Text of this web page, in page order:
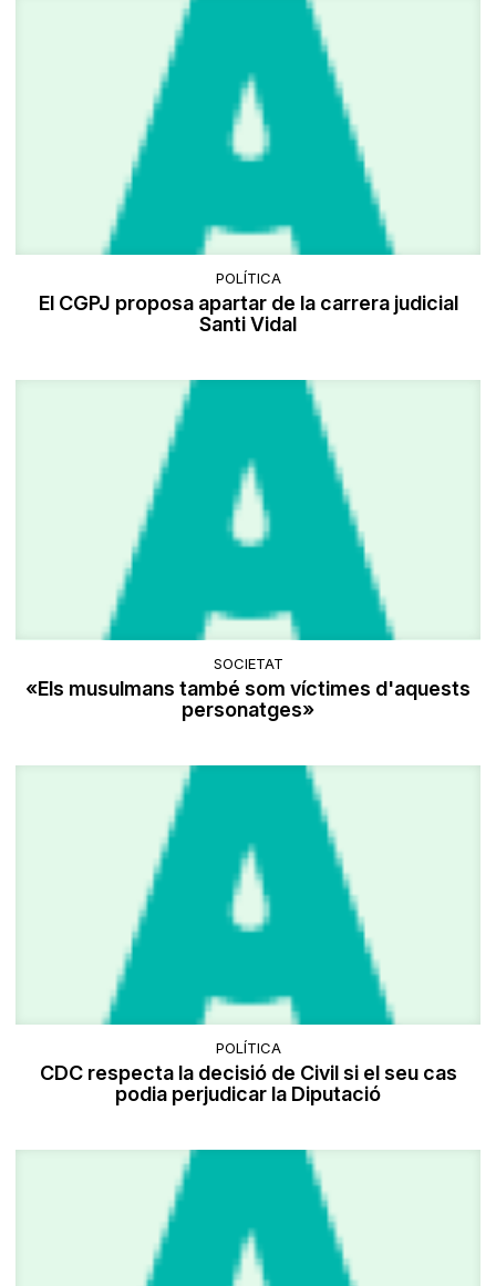
POLÍTICA
El CGPJ proposa apartar de la carrera judicial
Santi Vidal
SOCIETAT
«Els musulmans també som víctimes d'aquests
personatges»
POLÍTICA
​CDC respecta la decisió de Civil si el seu cas
podia perjudicar la Diputació